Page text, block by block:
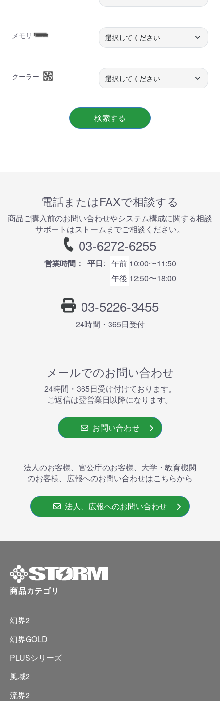
メモリ
クーラー
検索する
電話またはFAXで相談する
商品ご購⼊前のお問い合わせやシステム構成に関する相談
サポートはストームまでご相談ください。
03-6272-6255
営業時間： 平日: 午前 10:00〜11:50
午後 12:50〜18:00
03-5226-3455
24時間・365⽇受付
メールでのお問い合わせ
24時間・365⽇受け付けております。
ご返信は翌営業⽇以降になります。
お問い合わせ
法人のお客様、官公庁のお客様、大学・教育機関
のお客様、広報へのお問い合わせはこちらから
法人、広報へのお問い合わせ
商品カテゴリ
幻界2
幻界GOLD
PLUSシリーズ
風域2
流界2